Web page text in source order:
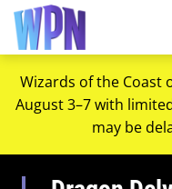
Wizards of the Coast
August 3–7 with
may be